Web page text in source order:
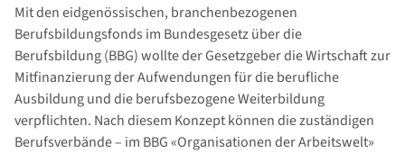
Mit den eidgenössischen, branchenbezogenen
Berufsbildungsfonds im Bundesgesetz über die
Berufsbildung (BBG) wollte der Gesetzgeber die Wirtschaft zur
Mitfinanzierung der Aufwendungen für die berufliche
Ausbildung und die berufsbezogene Weiterbildung
verpflichten. Nach diesem Konzept können die zuständigen
Berufsverbände – im BBG «Organisationen der Arbeitswelt»